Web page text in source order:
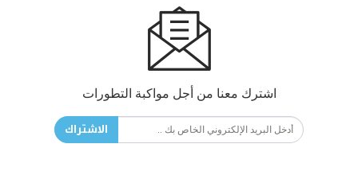
اشترك معنا من أجل مواكبة التطورات
الاشتراك